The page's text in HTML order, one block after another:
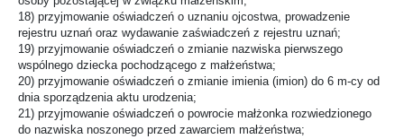
18) przyjmowanie oświadczeń o uznaniu ojcostwa, prowadzenie
rejestru uznań oraz wydawanie zaświadczeń z rejestru uznań;
19) przyjmowanie oświadczeń o zmianie nazwiska pierwszego
wspólnego dziecka pochodzącego z małżeństwa;
20) przyjmowanie oświadczeń o zmianie imienia (imion) do 6 m-cy od
dnia sporządzenia aktu urodzenia;
21) przyjmowanie oświadczeń o powrocie małżonka rozwiedzionego
do nazwiska noszonego przed zawarciem małżeństwa;